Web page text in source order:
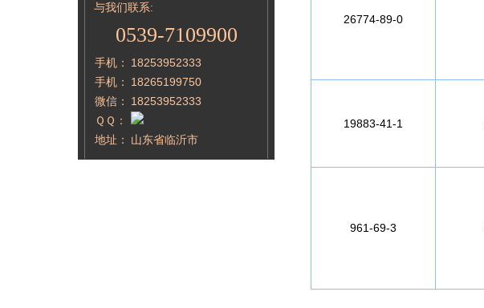
与我们联系:
0539-7109900
手机：
18253952333
手机：
18265199750
微信：
18253952333
ＱＱ：
地址：
山东省临沂市
26774-89-0
19883-41-1
961-69-3